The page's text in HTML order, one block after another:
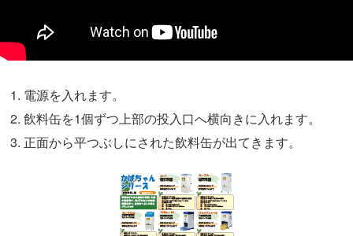
電源を入れます。
飲料缶を1個ずつ上部の投入口へ横向きに入れます。
正面から平つぶしにされた飲料缶が出てきます。